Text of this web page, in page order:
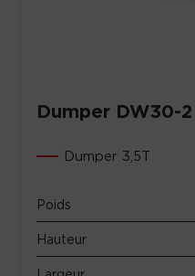
Dumper DW30-2
Dumper 3,5T
Poids
Hauteur